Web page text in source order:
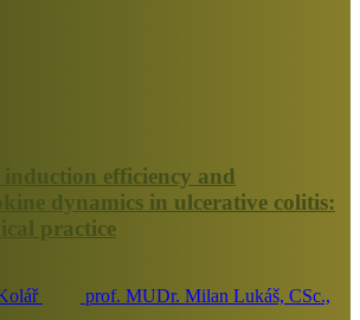
induction efficiency and
dynamics in ulcerative colitis:
practice
prof. MUDr. Milan Lukáš, CSc.,